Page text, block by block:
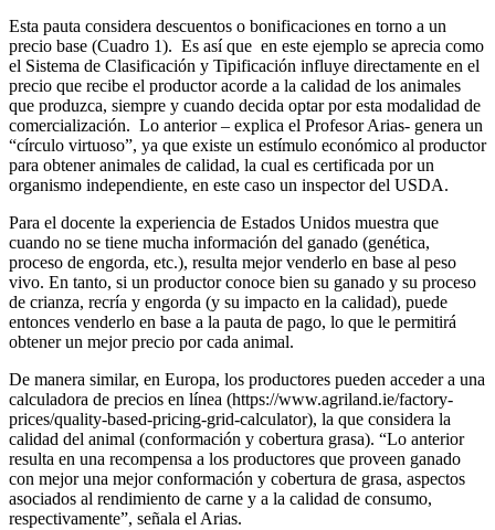
Esta pauta considera descuentos o bonificaciones en torno a un
precio base (Cuadro 1). Es así que en este ejemplo se aprecia como
el Sistema de Clasificación y Tipificación influye directamente en el
precio que recibe el productor acorde a la calidad de los animales
que produzca, siempre y cuando decida optar por esta modalidad de
comercialización. Lo anterior – explica el Profesor Arias- genera un
“círculo virtuoso”, ya que existe un estímulo económico al productor
para obtener animales de calidad, la cual es certificada por un
organismo independiente, en este caso un inspector del USDA.
Para el docente la experiencia de Estados Unidos muestra que
cuando no se tiene mucha información del ganado (genética,
proceso de engorda, etc.), resulta mejor venderlo en base al peso
vivo. En tanto, si un productor conoce bien su ganado y su proceso
de crianza, recría y engorda (y su impacto en la calidad), puede
entonces venderlo en base a la pauta de pago, lo que le permitirá
obtener un mejor precio por cada animal.
De manera similar, en Europa, los productores pueden acceder a una
calculadora de precios en línea (https://www.agriland.ie/factory-
prices/quality-based-pricing-grid-calculator), la que considera la
calidad del animal (conformación y cobertura grasa). “Lo anterior
resulta en una recompensa a los productores que proveen ganado
con mejor una mejor conformación y cobertura de grasa, aspectos
asociados al rendimiento de carne y a la calidad de consumo,
respectivamente”, señala el Arias.